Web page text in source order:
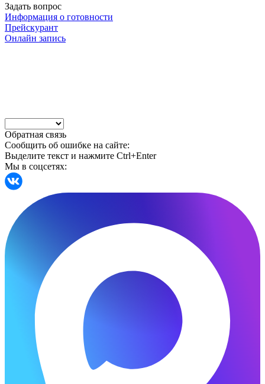
Задать вопрос
Информация о готовности
Прейскурант
Онлайн запись
Обратная связь
Сообщить об ошибке на сайте:
Выделите текст и нажмите Ctrl+Enter
Мы в соцсетях: